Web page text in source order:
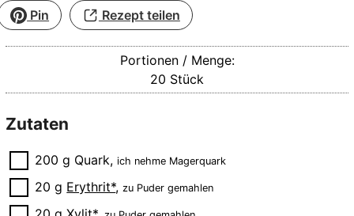
Pin Rezept teilen
Portionen / Menge:
20 Stück
Zutaten
▢
200 g Quark,ich nehme Magerquark
▢
20 g Erythrit*,zu Puder gemahlen
▢